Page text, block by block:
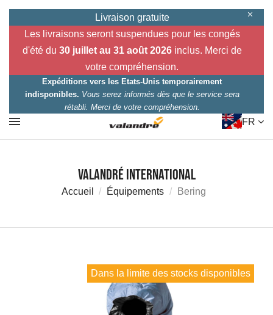
Livraison gratuite
Les livraisons seront suspendues pour les congés
d'été du 30 juillet au 31 août 2026inclus. Merci de
votre compréhension.
Expéditions vers les Etats-Unis temporairement
indisponibles. Vous serez informés dès que le service sera
rétabli. Merci de votre compréhension.
FR
Valandré International
Accueil Équipements Bering
Dans la limite des stocks disponibles